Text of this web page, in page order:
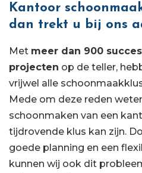
Kantoor
dan trekt u bij ons
Met meer dan 900
projecten op de teller,
vrijwel alle
Mede om deze reden
schoonmaken van een
tijdrovende klus kan zijn.
goede planning en een
kunnen wij ook dit